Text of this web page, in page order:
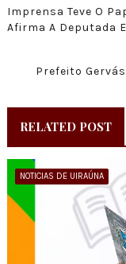
Imprensa Teve O
Afirma A Deputada
Prefeito
RELATED POST
NOTICIAS DE UIRAÚNA